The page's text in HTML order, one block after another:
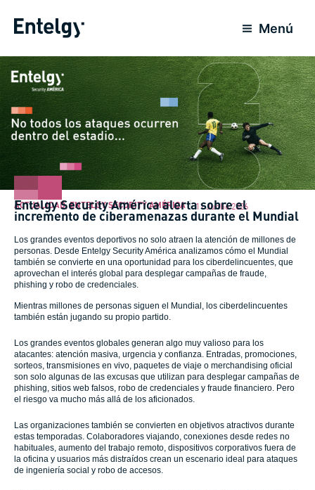
para
conteúdo
Menú
ACTUALIDAD,ENTELGY SECURITY AMÉRICA 11 Junho 2026
Entelgy Security América alerta sobre el
incremento de ciberamenazas durante el Mundial
Los grandes eventos deportivos no solo atraen la atención de millones de
personas. Desde Entelgy Security América analizamos cómo el Mundial
también se convierte en una oportunidad para los ciberdelincuentes, que
aprovechan el interés global para desplegar campañas de fraude,
phishing y robo de credenciales.
Mientras millones de personas siguen el Mundial, los ciberdelincuentes
también están jugando su propio partido.
Los grandes eventos globales generan algo muy valioso para los
atacantes: atención masiva, urgencia y confianza. Entradas, promociones,
sorteos, transmisiones en vivo, paquetes de viaje o merchandising oficial
son solo algunas de las excusas que utilizan para desplegar campañas de
phishing, sitios web falsos, robo de credenciales y fraude financiero. Pero
el riesgo va mucho más allá de los aficionados.
Las organizaciones también se convierten en objetivos atractivos durante
estas temporadas. Colaboradores viajando, conexiones desde redes no
habituales, aumento del trabajo remoto, dispositivos corporativos fuera de
la oficina y usuarios más distraídos crean un escenario ideal para ataques
de ingeniería social y robo de accesos.